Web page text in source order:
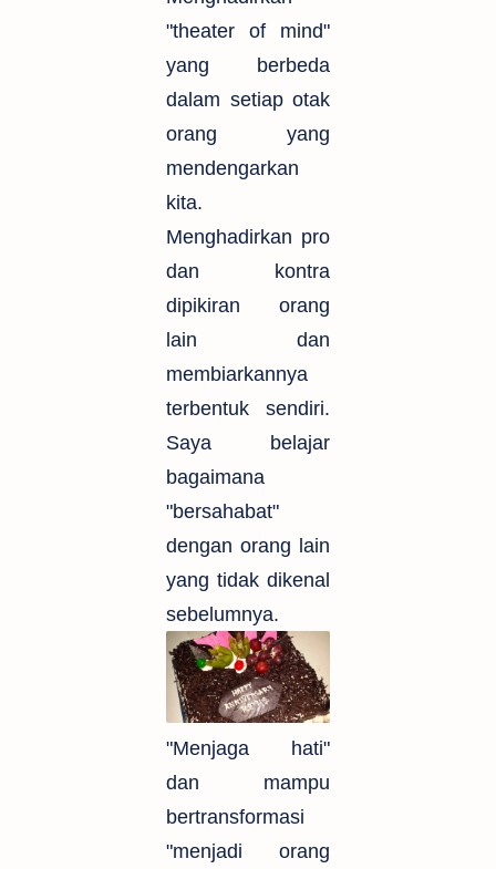
"theater of mind"
yang berbeda
dalam setiap otak
orang yang
mendengarkan
kita.
Menghadirkan pro
dan kontra
dipikiran orang
lain dan
membiarkannya
terbentuk sendiri.
Saya belajar
bagaimana
"bersahabat"
dengan orang lain
yang tidak dikenal
sebelumnya.
"Menjaga hati"
dan mampu
bertransformasi
"menjadi orang